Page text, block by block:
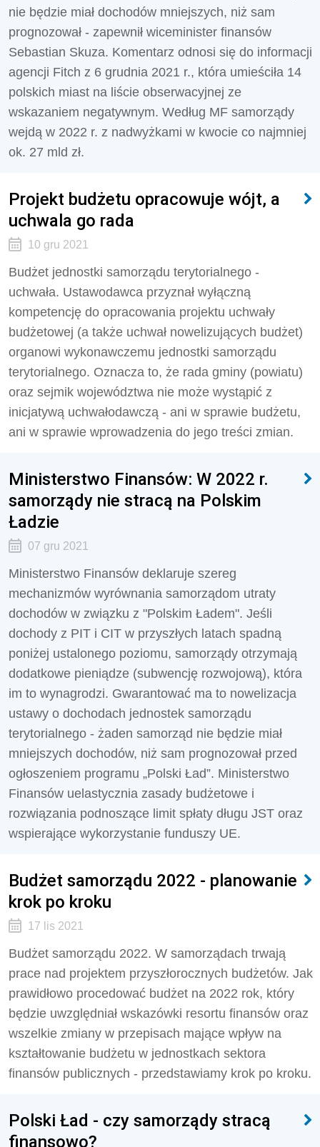
nie będzie miał dochodów mniejszych, niż sam
prognozował - zapewnił wiceminister finansów
Sebastian Skuza. Komentarz odnosi się do informacji
agencji Fitch z 6 grudnia 2021 r., która umieściła 14
polskich miast na liście obserwacyjnej ze
wskazaniem negatywnym. Według MF samorządy
wejdą w 2022 r. z nadwyżkami w kwocie co najmniej
ok. 27 mld zł.
Projekt budżetu opracowuje wójt, a
uchwala go rada
10 gru 2021
Budżet jednostki samorządu terytorialnego -
uchwała. Ustawodawca przyznał wyłączną
kompetencję do opracowania projektu uchwały
budżetowej (a także uchwał nowelizujących budżet)
organowi wykonawczemu jednostki samorządu
terytorialnego. Oznacza to, że rada gminy (powiatu)
oraz sejmik województwa nie może wystąpić z
inicjatywą uchwałodawczą - ani w sprawie budżetu,
ani w sprawie wprowadzenia do jego treści zmian.
Ministerstwo Finansów: W 2022 r.
samorządy nie stracą na Polskim
Ładzie
07 gru 2021
Ministerstwo Finansów deklaruje szereg
mechanizmów wyrównania samorządom utraty
dochodów w związku z "Polskim Ładem". Jeśli
dochody z PIT i CIT w przyszłych latach spadną
poniżej ustalonego poziomu, samorządy otrzymają
dodatkowe pieniądze (subwencję rozwojową), która
im to wynagrodzi. Gwarantować ma to nowelizacja
ustawy o dochodach jednostek samorządu
terytorialnego - żaden samorząd nie będzie miał
mniejszych dochodów, niż sam prognozował przed
ogłoszeniem programu „Polski Ład”. Ministerstwo
Finansów uelastycznia zasady budżetowe i
rozwiązania podnoszące limit spłaty długu JST oraz
wspierające wykorzystanie funduszy UE.
Budżet samorządu 2022 - planowanie
krok po kroku
17 lis 2021
Budżet samorządu 2022. W samorządach trwają
prace nad projektem przyszłorocznych budżetów. Jak
prawidłowo procedować budżet na 2022 rok, który
będzie uwzględniał wskazówki resortu finansów oraz
wszelkie zmiany w przepisach mające wpływ na
kształtowanie budżetu w jednostkach sektora
finansów publicznych - przedstawiamy krok po kroku.
Polski Ład - czy samorządy stracą
finansowo?